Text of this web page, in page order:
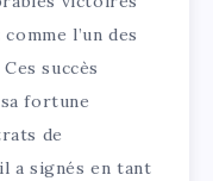
l’un des
succès
fortune
de
a signés en tant